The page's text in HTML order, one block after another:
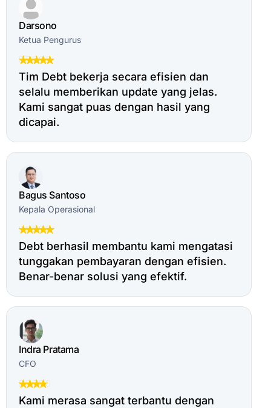
Darsono
Ketua Pengurus
Tim Debt bekerja secara efisien dan
selalu memberikan update yang jelas.
Kami sangat puas dengan hasil yang
dicapai.
Bagus Santoso
Kepala Operasional
Debt berhasil membantu kami mengatasi
tunggakan pembayaran dengan efisien.
Benar-benar solusi yang efektif.
Indra Pratama
CFO
Kami merasa sangat terbantu dengan